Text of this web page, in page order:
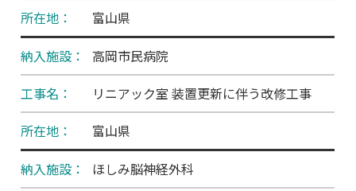
富山県
高岡市民病院
リニアック室 装置更新に伴う改修工事
富山県
ほしみ脳神経外科